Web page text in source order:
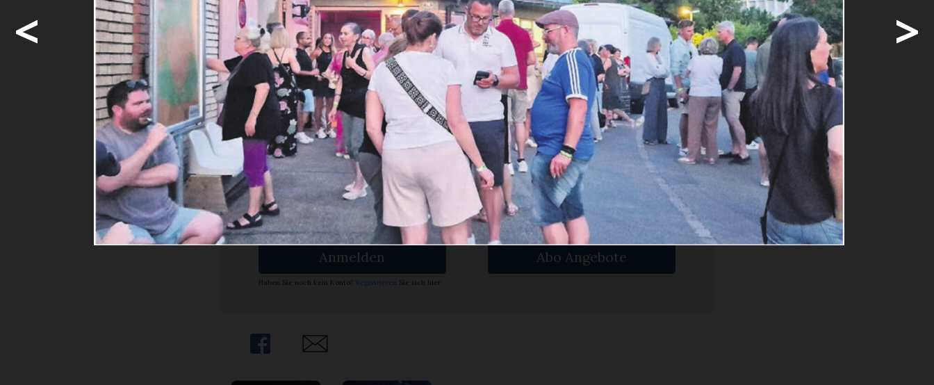
Mit «Acoustic Stories II» hat sich Jan Seven Dettwyler einen ganz
persönlichen Spielplatz geschaffen. Zum Saisonabschluss der
Bleichi ...
Möchten Sie
weiterlesen?
Ja. Ich bin
Abonnent.
Anmelden
Haben Sie noch kein Konto? Registrieren Sie sich hier
Ja. Ich benötige
ein Abo.
Abo Angebote
Share Share
< >